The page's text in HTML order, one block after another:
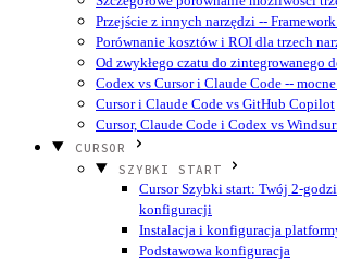
Przejście z innych narzędzi --
Porównanie kosztów i ROI dla trzech
Od zwykłego czatu do zintegrowanego
Codex vs Cursor i Claude Code --
Cursor i Claude Code vs GitHub Copilot
Cursor, Claude Code i Codex vs
CURSOR
SZYBKI START
Cursor Szybki start: Twój 2-
konfiguracji
Instalacja i konfiguracja
Podstawowa konfiguracja